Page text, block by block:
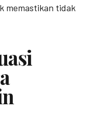
memastikan tidak